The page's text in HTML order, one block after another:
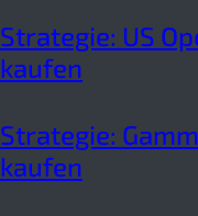
Strategie: US
kaufen
Strategie:
kaufen